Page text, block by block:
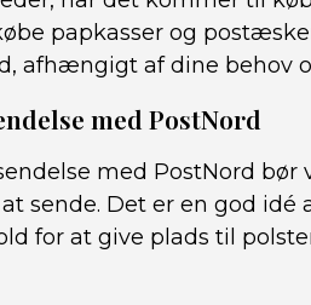
papkasser og
afhængigt af dine behov
med PostNord
med PostNord
sende. Det er en god
for at give plads til